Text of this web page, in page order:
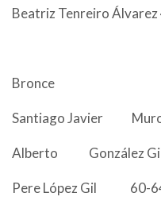
Beatriz Tenreiro
Bronce
Santiago Javier
Alberto González
Pere López Gil 60-